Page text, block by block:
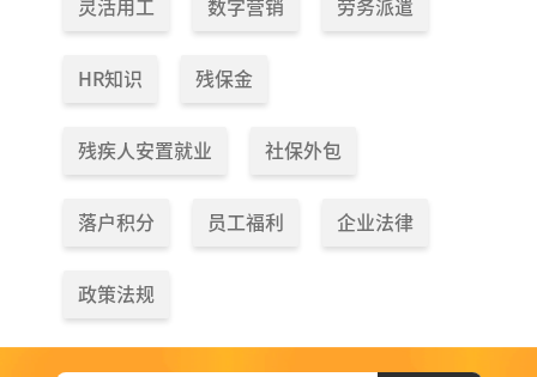
灵活用工 数字营销 劳务派遣
HR知识 残保金
残疾人安置就业 社保外包
落户积分 员工福利 企业法律
政策法规